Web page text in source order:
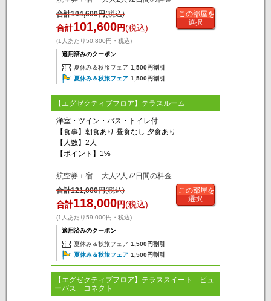
合計104,600円(税込)
合計101,600円(税込)
(1人あたり50,800円・税込)
適用済みのクーポン
夏休み＆秋旅フェア 1,500円割引
夏休み＆秋旅フェア 1,500円割引
この部屋を
選択
【エグゼクティブフロア】テラスルーム
洋室・ツイン・バス・トイレ付
【食事】朝食あり 昼食なし 夕食あり
【人数】2人
【ポイント】1%
航空券＋宿 大人2人 /2日間の料金
合計121,000円(税込)
合計118,000円(税込)
(1人あたり59,000円・税込)
適用済みのクーポン
夏休み＆秋旅フェア 1,500円割引
夏休み＆秋旅フェア 1,500円割引
この部屋を
選択
【エグゼクティブフロア】テラススイート ビュ
ーバス コネクト